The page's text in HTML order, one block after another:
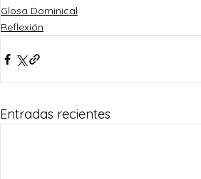
Glosa Dominical
Reflexión
Entradas recientes